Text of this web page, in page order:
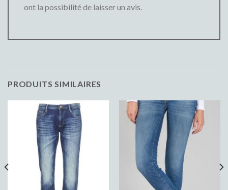
ont la possibilité de laisser un avis.
PRODUITS SIMILAIRES